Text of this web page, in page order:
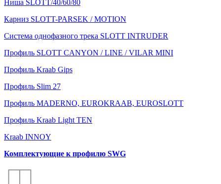
Ниша SLOTT/40/60/80
Карниз SLOTT-PARSEK / MOTION
Система однофазного трека SLOTT INTRUDER
Профиль SLOTT CANYON / LINE / VILAR MINI
Профиль Kraab Gips
Профиль Slim 27
Профиль MADERNO, EUROKRAAB, EUROSLOTT
Профиль Kraab Light TEN
Kraab INNOY
Комплектующие к профилю SWG